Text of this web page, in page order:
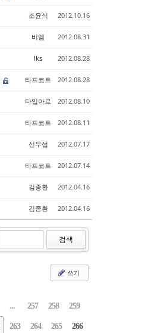
조윤식 2012.10.16
비엠 2012.08.31
lks 2012.08.28
타프코트 2012.08.28
타입아르 2012.08.10
타프코트 2012.08.11
신우섭 2012.07.17
타프코트 2012.07.14
김종환 2012.04.16
김종환 2012.04.16
검색
쓰기
... 257 258 259
263 264 265 266